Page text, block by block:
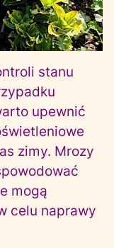
stanu
upewnić
zimy. Mrozy
mogą
celu naprawy